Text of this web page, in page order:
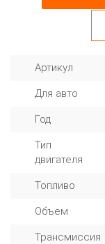
Артикул
Для авто
Год
Тип
двигателя
Топливо
Объем
Трансмиссия